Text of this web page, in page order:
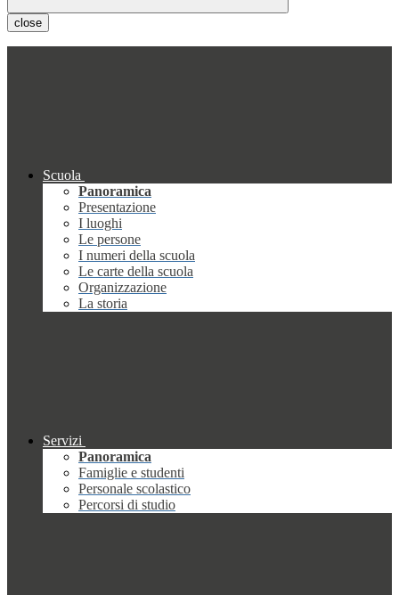
close
Scuola
Panoramica
Presentazione
I luoghi
Le persone
I numeri della scuola
Le carte della scuola
Organizzazione
La storia
Servizi
Panoramica
Famiglie e studenti
Personale scolastico
Percorsi di studio